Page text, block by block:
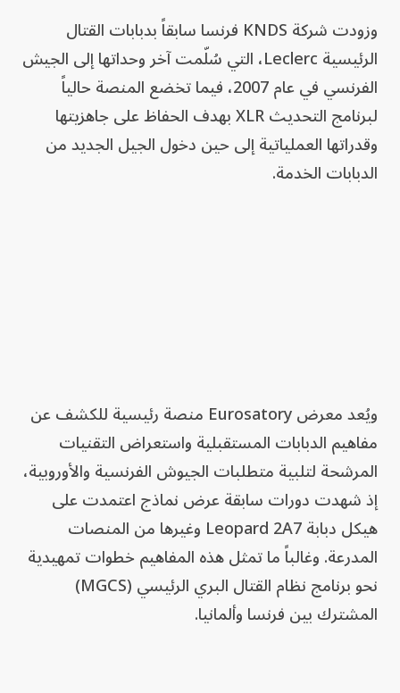
وزودت شركة KNDS فرنسا سابقاً بدبابات القتال
الرئيسية Leclerc، التي سُلّمت آخر وحداتها إلى الجيش
الفرنسي في عام 2007، فيما تخضع المنصة حالياً
لبرنامج التحديث XLR بهدف الحفاظ على جاهزيتها
وقدراتها العملياتية إلى حين دخول الجيل الجديد من
الدبابات الخدمة.
ويُعد معرض Eurosatory منصة رئيسية للكشف عن
مفاهيم الدبابات المستقبلية واستعراض التقنيات
المرشحة لتلبية متطلبات الجيوش الفرنسية والأوروبية،
إذ شهدت دورات سابقة عرض نماذج اعتمدت على
هيكل دبابة Leopard 2A7 وغيرها من المنصات
المدرعة. وغالباً ما تمثل هذه المفاهيم خطوات تمهيدية
نحو برنامج نظام القتال البري الرئيسي (MGCS)
المشترك بين فرنسا وألمانيا.